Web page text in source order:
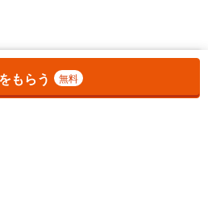
。
もらう 無料